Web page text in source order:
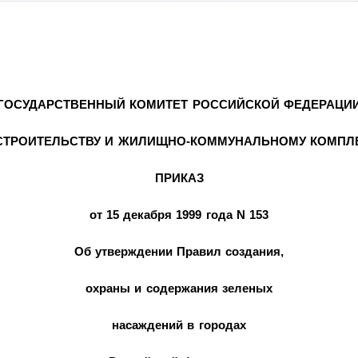
КОМИТЕТ РОССИЙСКОЙ
И ЖИЛИЩНО-КОММУНАЛЬНОМУ
ПРИКАЗ
от 15 декабря 1999 года N 153
Об утверждении Правил создания,
охраны и содержания зеленых
насаждений в городах